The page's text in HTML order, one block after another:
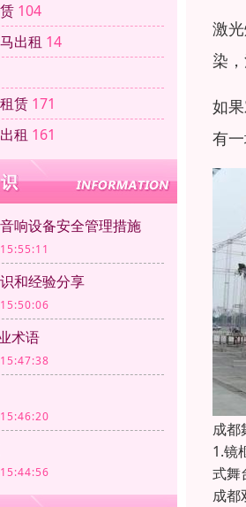
104
出租 14
赁 171
租 161
响设备安全管理措施
和经验分享
术语
激
染
如
有
成都
1.镜
式舞
成都